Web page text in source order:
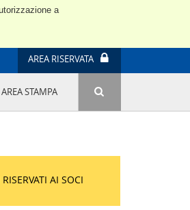
a
AREA RISERVATA
NEL
AREA STAMPA
AI SOCI